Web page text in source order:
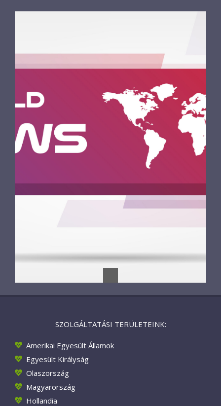
SZOLGÁLTATÁSI TERÜLETEINK:
Amerikai Egyesült Államok
Egyesült Királyság
Olaszország
Magyarország
Hollandia